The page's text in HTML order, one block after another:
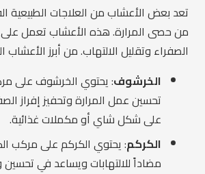
تعد بعض الأعشاب من العلاجات الطبيعية
من حصى المرارة. هذه الأعشاب تعمل
الصفراء وتقليل الالتهاب. من أبرز الأعشاب
الخرشوف: يحتوي الخرشوف على
تحسين عمل المرارة وتحفيز إفراز
على شكل شاي أو مكملات غذائية.
الكركم: يحتوي الكركم على مركب
مضاداً للالتهابات ويساعد في تحسين